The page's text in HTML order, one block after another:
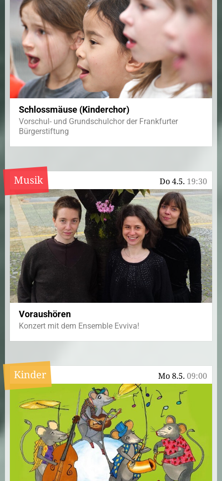
Schlossmäuse (Kinderchor)
Vorschul- und Grundschulchor der Frankfurter
Bürgerstiftung
Do 4.5. 19:30
Musik
Voraushören
Konzert mit dem Ensemble Evviva!
Mo 8.5. 09:00
Kinder